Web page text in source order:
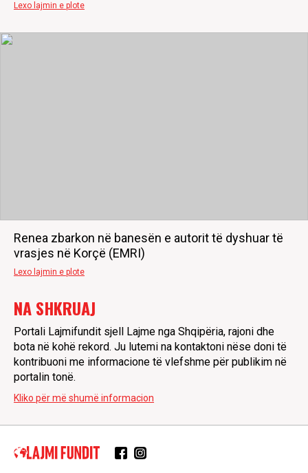
Lexo lajmin e plote
Renea zbarkon në banesën e autorit të dyshuar të
vrasjes në Korçë (EMRI)
Lexo lajmin e plote
NA SHKRUAJ
Portali Lajmifundit sjell Lajme nga Shqipëria, rajoni dhe
bota në kohë rekord. Ju lutemi na kontaktoni nëse doni të
kontribuoni me informacione të vlefshme për publikim në
portalin tonë.
Kliko për më shumë informacion